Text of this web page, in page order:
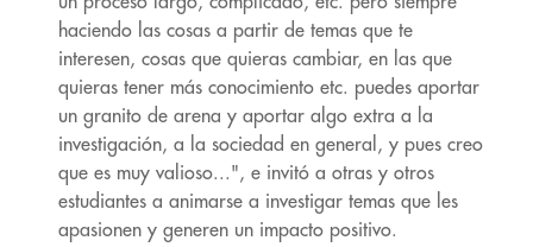
haciendo las cosas a partir de temas que te
interesen, cosas que quieras cambiar, en las que
quieras tener más conocimiento etc. puedes aportar
un granito de arena y aportar algo extra a la
investigación, a la sociedad en general, y pues creo
que es muy valioso...", e invitó a otras y otros
estudiantes a animarse a investigar temas que les
apasionen y generen un impacto positivo.